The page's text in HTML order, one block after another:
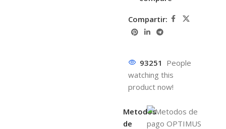
Compartir:
93251 People
watching this
product now!
Metodos
de